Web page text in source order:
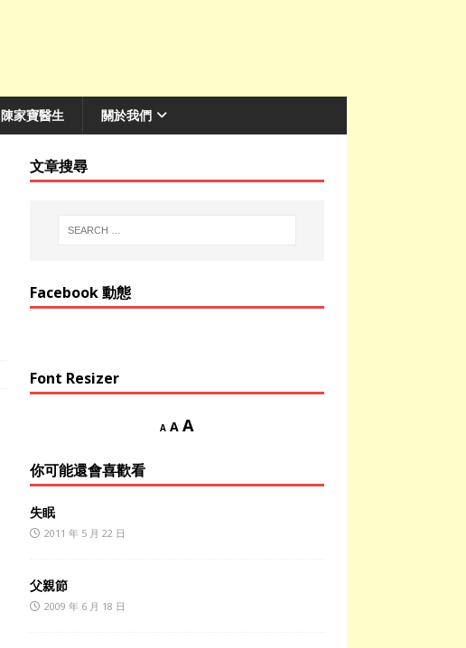
陳家寶醫生 關於我們
文章搜尋
Facebook 動態
Font Resizer
A A A
你可能還會喜歡看
失眠
2011 年 5 月 22 日
父親節
2009 年 6 月 18 日